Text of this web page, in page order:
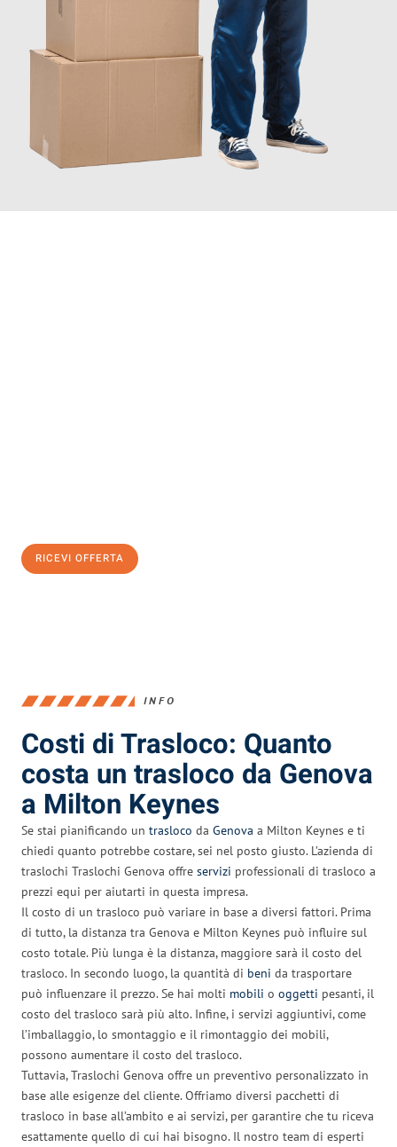
RICEVI OFFERTA
INFO
Costi di Trasloco: Quanto
costa un trasloco da Genova
a Milton Keynes
Se stai pianificando un trasloco da Genova a Milton Keynes e ti
chiedi quanto potrebbe costare, sei nel posto giusto. L’azienda di
traslochi Traslochi Genova offre servizi professionali di trasloco a
prezzi equi per aiutarti in questa impresa.
Il costo di un trasloco può variare in base a diversi fattori. Prima
di tutto, la distanza tra Genova e Milton Keynes può influire sul
costo totale. Più lunga è la distanza, maggiore sarà il costo del
trasloco. In secondo luogo, la quantità di beni da trasportare
può influenzare il prezzo. Se hai molti mobili o oggetti pesanti, il
costo del trasloco sarà più alto. Infine, i servizi aggiuntivi, come
l’imballaggio, lo smontaggio e il rimontaggio dei mobili,
possono aumentare il costo del trasloco.
Tuttavia, Traslochi Genova offre un preventivo personalizzato in
base alle esigenze del cliente. Offriamo diversi pacchetti di
trasloco in base all’ambito e ai servizi, per garantire che tu riceva
esattamente quello di cui hai bisogno. Il nostro team di esperti